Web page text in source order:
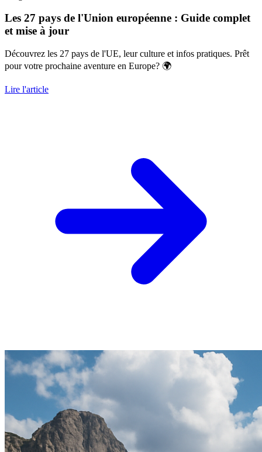
Les 27 pays de l'Union européenne : Guide complet
et mise à jour
Découvrez les 27 pays de l'UE, leur culture et infos pratiques. Prêt
pour votre prochaine aventure en Europe? 🌍
Lire l'article